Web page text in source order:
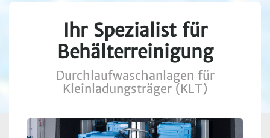
Ihr Spezialist für
Behälter­reinigung
Durchlaufwaschanlagen für
Kleinladungsträger (KLT)